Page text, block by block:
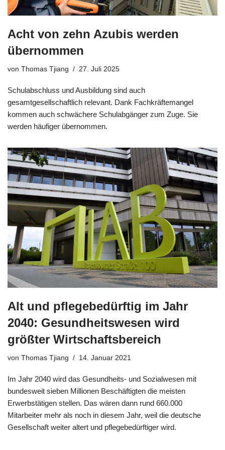
Acht von zehn Azubis werden
übernommen
von Thomas Tjiang 27. Juli 2025
Schulabschluss und Ausbildung sind auch
gesamtgesellschaftlich relevant. Dank Fachkräftemangel
kommen auch schwächere Schulabgänger zum Zuge. Sie
werden häufiger übernommen.
Alt und pflegebedürftig im Jahr
2040: Gesundheitswesen wird
größter Wirtschaftsbereich
von Thomas Tjiang 14. Januar 2021
Im Jahr 2040 wird das Gesundheits- und Sozialwesen mit
bundesweit sieben Millionen Beschäftigten die meisten
Erwerbstätigen stellen. Das wären dann rund 660.000
Mitarbeiter mehr als noch in diesem Jahr, weil die deutsche
Gesellschaft weiter altert und pflegebedürftiger wird.